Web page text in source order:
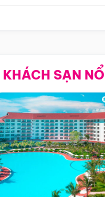
KHÁCH SẠN